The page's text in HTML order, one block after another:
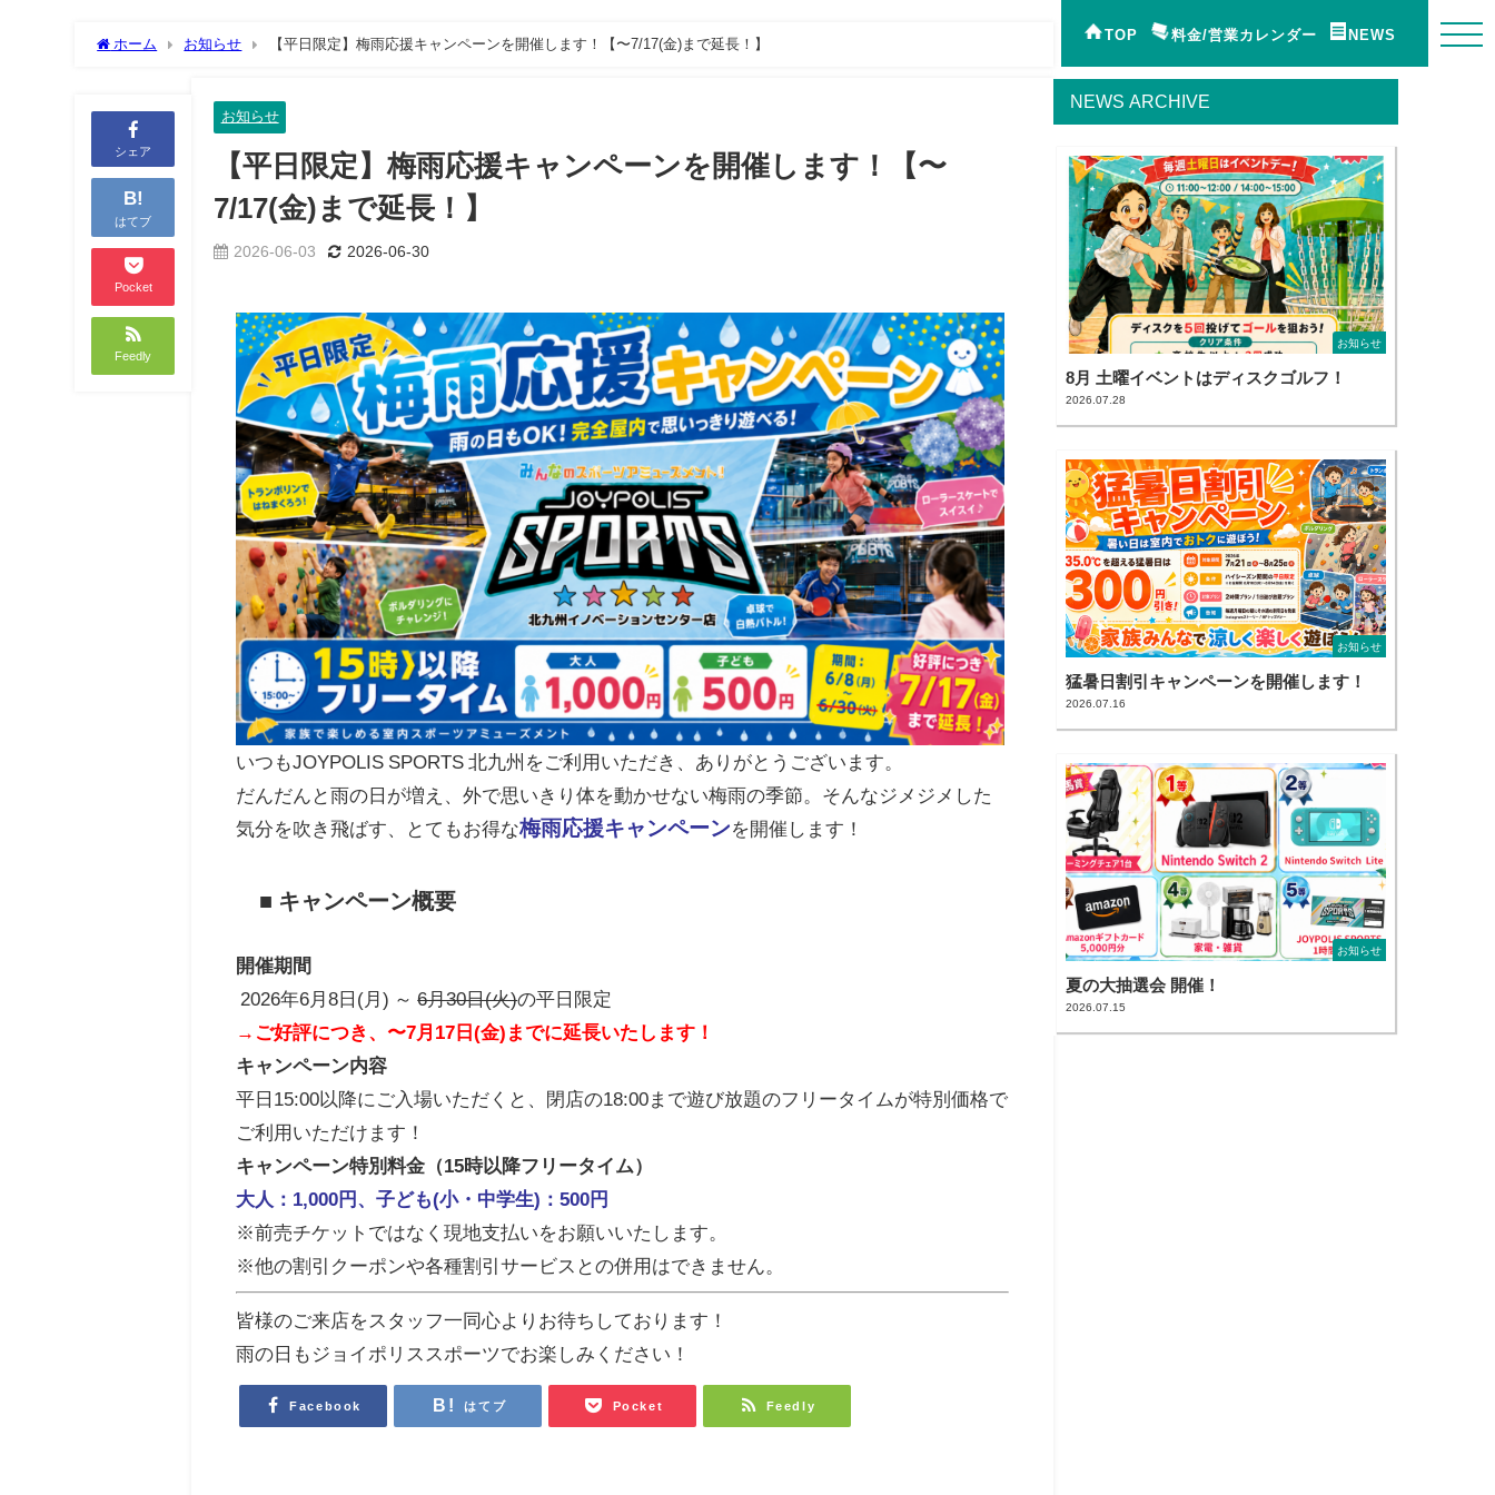
TOP 料金/営業カレンダー NEWS
ホーム お知らせ 【平日限定】梅雨応援キャンペーンを開催します！【〜7/17(金)まで延長！】
シェア
B!
はてブ
Pocket
Feedly
お知らせ
【平日限定】梅雨応援キャンペーンを開催します！【〜
7/17(金)まで延長！】
2026-06-03 2026-06-30
いつもJOYPOLIS SPORTS 北九州をご利用いただき、ありがとうございます。
だんだんと雨の日が増え、外で思いきり体を動かせない梅雨の季節。そんなジメジメした
気分を吹き飛ばす、とてもお得な梅雨応援キャンペーンを開催します！
■ キャンペーン概要
開催期間
2026年6月8日(月) ～6月30日(火)の平日限定
→ご好評につき、〜7月17日(金)までに延長いたします！
キャンペーン内容
平日15:00以降にご入場いただくと、閉店の18:00まで遊び放題のフリータイムが特別価格で
ご利用いただけます！
キャンペーン特別料金（15時以降フリータイム）
大人：1,000円、子ども(小・中学生)：500円
※前売チケットではなく現地支払いをお願いいたします。
※他の割引クーポンや各種割引サービスとの併用はできません。
皆様のご来店をスタッフ一同心よりお待ちしております！
雨の日もジョイポリススポーツでお楽しみください！
Facebook はてブ Pocket Feedly
NEWS ARCHIVE
お知らせ
8月 土曜イベントはディスクゴルフ！
2026.07.28
お知らせ
猛暑日割引キャンペーンを開催します！
2026.07.16
お知らせ
夏の大抽選会 開催！
2026.07.15